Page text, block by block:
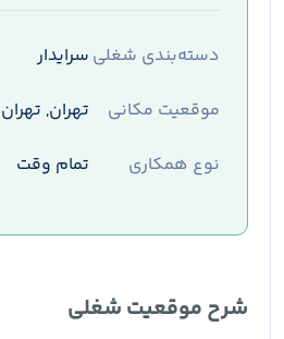
دسته‌بندی شغلی سرایدار
موقعیت مکانی
تهران, تهران
نوع همکاری
تمام وقت
شرح موقعیت شغلی